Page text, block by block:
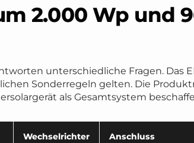
2.000 Wp und
unterschiedliche Fragen. Das
Sonderregeln gelten. Die
als Gesamtsystem
Wechselrichter Anschluss